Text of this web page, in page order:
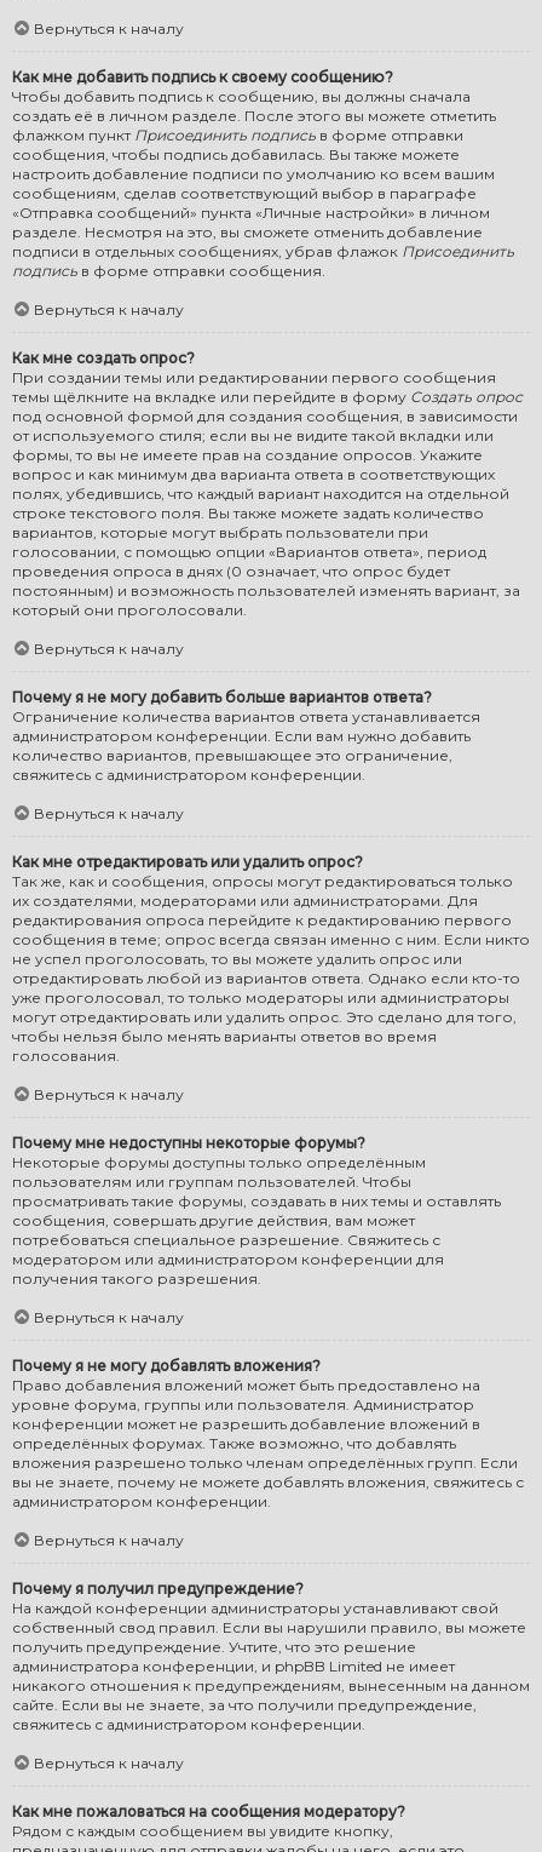
Вернуться к началу
Как мне добавить подпись к своему сообщению?
Чтобы добавить подпись к сообщению, вы должны сначала
создать её в личном разделе. После этого вы можете отметить
флажком пункт Присоединить подпись в форме отправки
сообщения, чтобы подпись добавилась. Вы также можете
настроить добавление подписи по умолчанию ко всем вашим
сообщениям, сделав соответствующий выбор в параграфе
«Отправка сообщений» пункта «Личные настройки» в личном
разделе. Несмотря на это, вы сможете отменить добавление
подписи в отдельных сообщениях, убрав флажок Присоединить
подпись в форме отправки сообщения.
Вернуться к началу
Как мне создать опрос?
При создании темы или редактировании первого сообщения
темы щёлкните на вкладке или перейдите в форму Создать опрос
под основной формой для создания сообщения, в зависимости
от используемого стиля; если вы не видите такой вкладки или
формы, то вы не имеете прав на создание опросов. Укажите
вопрос и как минимум два варианта ответа в соответствующих
полях, убедившись, что каждый вариант находится на отдельной
строке текстового поля. Вы также можете задать количество
вариантов, которые могут выбрать пользователи при
голосовании, с помощью опции «Вариантов ответа», период
проведения опроса в днях (0 означает, что опрос будет
постоянным) и возможность пользователей изменять вариант, за
который они проголосовали.
Вернуться к началу
Почему я не могу добавить больше вариантов ответа?
Ограничение количества вариантов ответа устанавливается
администратором конференции. Если вам нужно добавить
количество вариантов, превышающее это ограничение,
свяжитесь с администратором конференции.
Вернуться к началу
Как мне отредактировать или удалить опрос?
Так же, как и сообщения, опросы могут редактироваться только
их создателями, модераторами или администраторами. Для
редактирования опроса перейдите к редактированию первого
сообщения в теме; опрос всегда связан именно с ним. Если никто
не успел проголосовать, то вы можете удалить опрос или
отредактировать любой из вариантов ответа. Однако если кто-то
уже проголосовал, то только модераторы или администраторы
могут отредактировать или удалить опрос. Это сделано для того,
чтобы нельзя было менять варианты ответов во время
голосования.
Вернуться к началу
Почему мне недоступны некоторые форумы?
Некоторые форумы доступны только определённым
пользователям или группам пользователей. Чтобы
просматривать такие форумы, создавать в них темы и оставлять
сообщения, совершать другие действия, вам может
потребоваться специальное разрешение. Свяжитесь с
модератором или администратором конференции для
получения такого разрешения.
Вернуться к началу
Почему я не могу добавлять вложения?
Право добавления вложений может быть предоставлено на
уровне форума, группы или пользователя. Администратор
конференции может не разрешить добавление вложений в
определённых форумах. Также возможно, что добавлять
вложения разрешено только членам определённых групп. Если
вы не знаете, почему не можете добавлять вложения, свяжитесь с
администратором конференции.
Вернуться к началу
Почему я получил предупреждение?
На каждой конференции администраторы устанавливают свой
собственный свод правил. Если вы нарушили правило, вы можете
получить предупреждение. Учтите, что это решение
администратора конференции, и phpBB Limited не имеет
никакого отношения к предупреждениям, вынесенным на данном
сайте. Если вы не знаете, за что получили предупреждение,
свяжитесь с администратором конференции.
Вернуться к началу
Как мне пожаловаться на сообщения модератору?
Рядом с каждым сообщением вы увидите кнопку,